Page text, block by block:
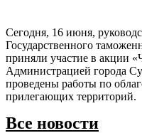
Сегодня, 16 июня,
Государственного
приняли участие в акции
Администрацией города
проведены работы по
прилегающих территорий.
Все новости